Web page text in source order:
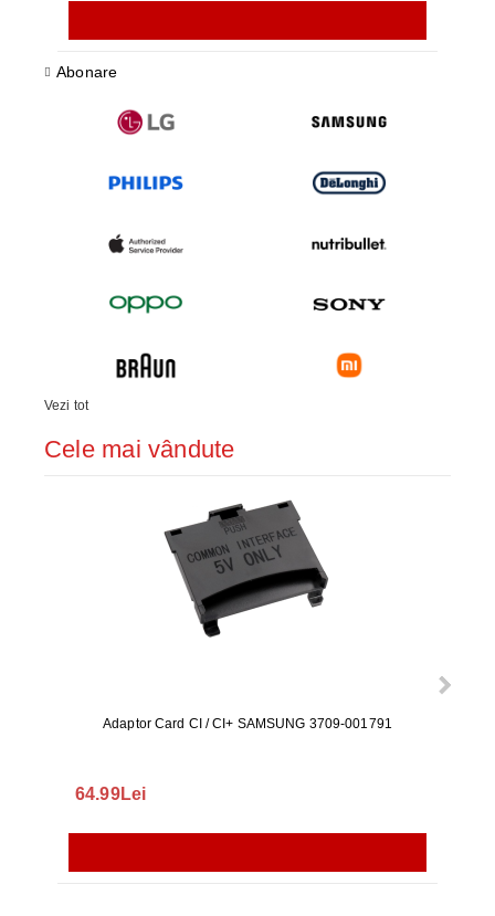
Abonare
Vezi tot
Cele mai vândute
Adaptor Card CI / CI+ SAMSUNG 3709-001791
64.99Lei